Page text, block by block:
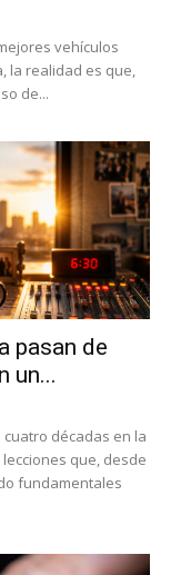
vehículos
la realidad es que,
de...
pasan de
un...
décadas en la
que, desde
fundamentales